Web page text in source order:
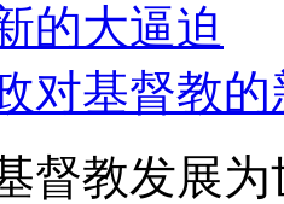
的大逼迫
基督教的
督教发展